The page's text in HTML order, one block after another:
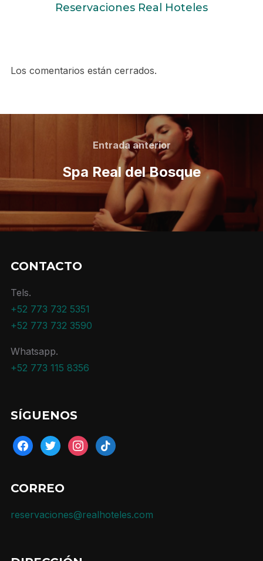
Reservaciones Real Hoteles
Los comentarios están cerrados.
Entrada anterior
Spa Real del Bosque
CONTACTO
Tels.
+52 773 732 5351
+52 773 732 3590
Whatsapp.
+52 773 115 8356
SÍGUENOS
facebook
twitter instagram
tiktok
CORREO
reservaciones@realhoteles.com